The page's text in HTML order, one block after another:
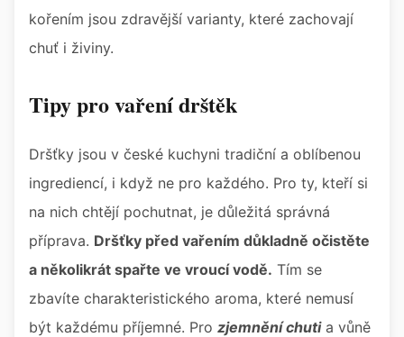
kořením jsou zdravější varianty, které zachovají
chuť i živiny.
Tipy pro vaření drštěk
Dršťky jsou v české kuchyni tradiční a oblíbenou
ingrediencí, i když ne pro každého. Pro ty, kteří si
na nich chtějí pochutnat, je důležitá správná
příprava. Dršťky před vařením důkladně očistěte
a několikrát spařte ve vroucí vodě. Tím se
zbavíte charakteristického aroma, které nemusí
být každému příjemné. Pro zjemnění chutia vůně